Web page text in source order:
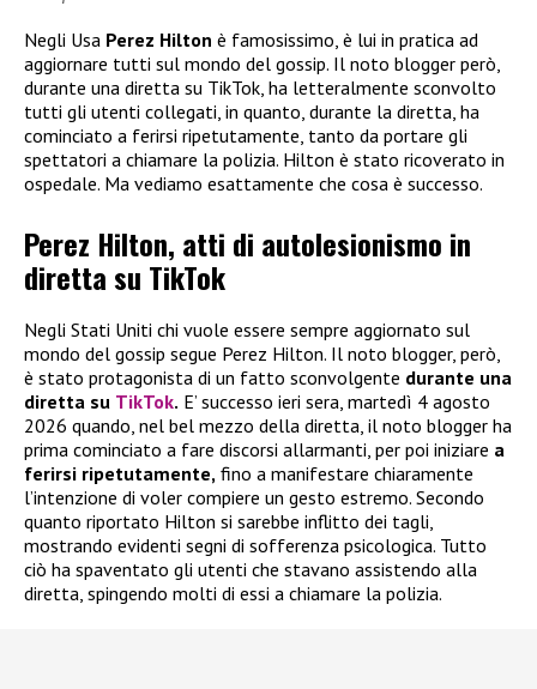
Negli Usa Perez Hilton è famosissimo, è lui in pratica ad
aggiornare tutti sul mondo del gossip. Il noto blogger però,
durante una diretta su TikTok, ha letteralmente sconvolto
tutti gli utenti collegati, in quanto, durante la diretta, ha
cominciato a ferirsi ripetutamente, tanto da portare gli
spettatori a chiamare la polizia. Hilton è stato ricoverato in
ospedale. Ma vediamo esattamente che cosa è successo.
Perez Hilton, atti di autolesionismo in
diretta su TikTok
Negli Stati Uniti chi vuole essere sempre aggiornato sul
mondo del gossip segue Perez Hilton. Il noto blogger, però,
è stato protagonista di un fatto sconvolgente durante una
diretta su TikTok. E’ successo ieri sera, martedì 4 agosto
2026 quando, nel bel mezzo della diretta, il noto blogger ha
prima cominciato a fare discorsi allarmanti, per poi iniziare a
ferirsi ripetutamente, fino a manifestare chiaramente
l’intenzione di voler compiere un gesto estremo. Secondo
quanto riportato Hilton si sarebbe inflitto dei tagli,
mostrando evidenti segni di sofferenza psicologica. Tutto
ciò ha spaventato gli utenti che stavano assistendo alla
diretta, spingendo molti di essi a chiamare la polizia.